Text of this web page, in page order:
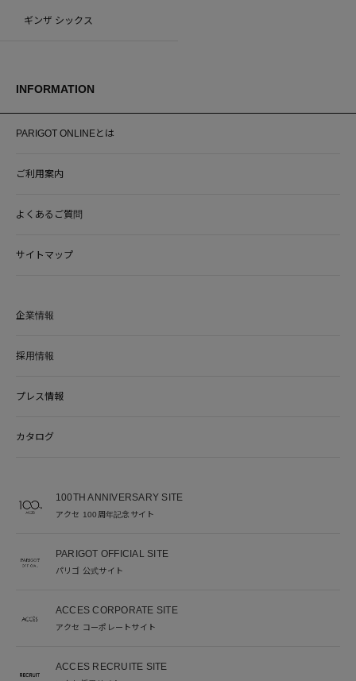
ギンザ シックス
INFORMATION
PARIGOT ONLINEとは
ご利用案内
よくあるご質問
サイトマップ
企業情報
採用情報
プレス情報
カタログ
100TH ANNIVERSARY SITE
アクセ 100周年記念サイト
PARIGOT OFFICIAL SITE
パリゴ 公式サイト
ACCES CORPORATE SITE
アクセ コーポレートサイト
ACCES RECRUITE SITE